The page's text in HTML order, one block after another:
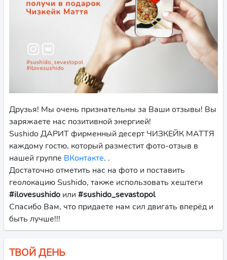
Друзья! Мы очень признательны за Ваши отзывы! Вы
заряжаете нас позитивной энергией!
Sushido ДАРИТ фирменный десерт ЧИЗКЕЙК МАТТЯ
каждому гостю, который разместит фото-отзыв в
нашей группе ВКонтакте. .
Достаточно отметить нас на фото и поставить
геолокацию Sushido, также использовать хештеги
#ilovesushido или #sushido_sevastopol
Спасибо Вам, что придаете нам сил двигать вперёд и
быть лучше!!!
ТВОЙ ДЕНЬ